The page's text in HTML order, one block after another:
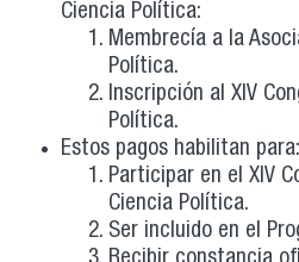
Ciencia Política:
Membrecía a la
Política.
Inscripción al XIV
Política.
Estos pagos habilitan para:
Participar en el XIV
Ciencia Política.
Ser incluido en el